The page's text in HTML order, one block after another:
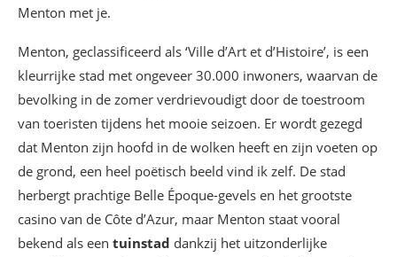
Menton met je.
Menton, geclassificeerd als ‘Ville d’Art et d’Histoire’, is een
kleurrijke stad met ongeveer 30.000 inwoners, waarvan de
bevolking in de zomer verdrievoudigt door de toestroom
van toeristen tijdens het mooie seizoen. Er wordt gezegd
dat Menton zijn hoofd in de wolken heeft en zijn voeten op
de grond, een heel poëtisch beeld vind ik zelf. De stad
herbergt prachtige Belle Époque-gevels en het grootste
casino van de Côte d’Azur, maar Menton staat vooral
bekend als een tuinstad dankzij het uitzonderlijke